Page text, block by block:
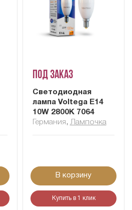
Под заказ
Светодиодная
лампа Voltega E14
10W 2800K 7064
Германия , Лампочка
В корзину
Купить в 1 клик